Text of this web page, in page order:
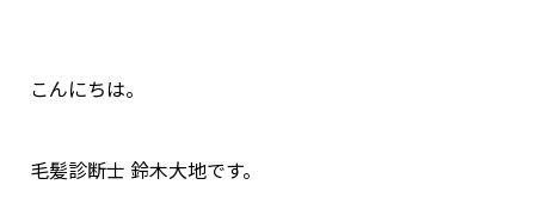
こんにちは。
毛髪診断士 鈴木大地です。